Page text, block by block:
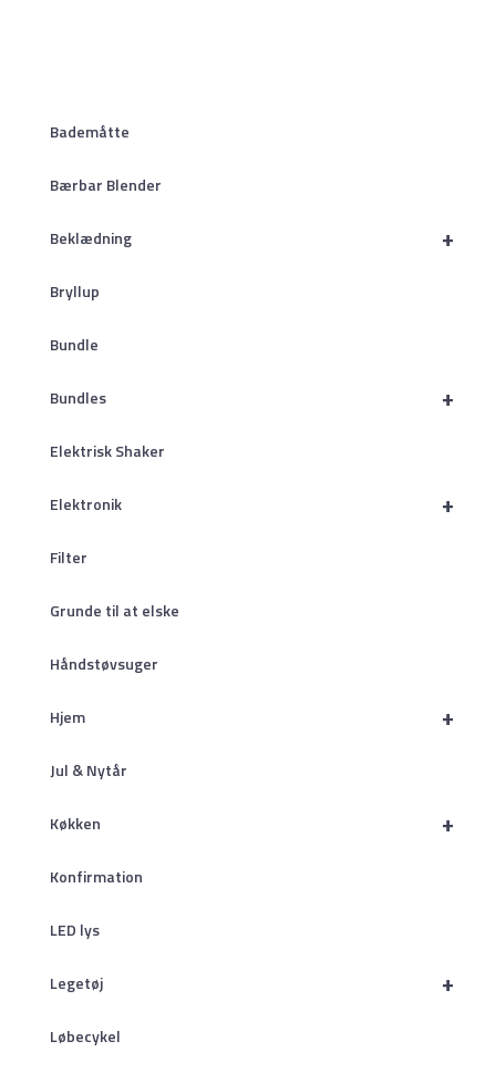
Bademåtte
Bærbar Blender
+
Beklædning
Bryllup
Bundle
+
Bundles
Elektrisk Shaker
+
Elektronik
Filter
Grunde til at elske
Håndstøvsuger
+
Hjem
Jul & Nytår
+
Køkken
Konfirmation
LED lys
+
Legetøj
Løbecykel